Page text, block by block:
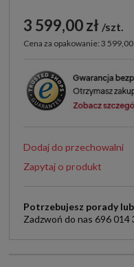
3 599,00 zł szt.
Cena za opakowanie: 3 599,00
Dodaj do przechowalni
Zapytaj o produkt
Potrzebujesz porady
Zadzwoń do nas 696 014